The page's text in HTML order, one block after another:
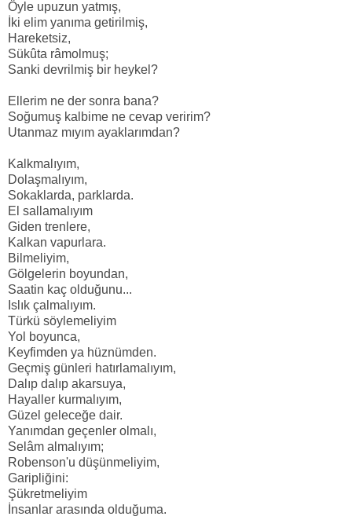
Öyle upuzun yatmış,
İki elim yanıma getirilmiş,
Hareketsiz,
Sükûta râmolmuş;
Sanki devrilmiş bir heykel?
Ellerim ne der sonra bana?
Soğumuş kalbime ne cevap veririm?
Utanmaz mıyım ayaklarımdan?
Kalkmalıyım,
Dolaşmalıyım,
Sokaklarda, parklarda.
El sallamalıyım
Giden trenlere,
Kalkan vapurlara.
Bilmeliyim,
Gölgelerin boyundan,
Saatin kaç olduğunu...
Islık çalmalıyım.
Türkü söylemeliyim
Yol boyunca,
Keyfimden ya hüznümden.
Geçmiş günleri hatırlamalıyım,
Dalıp dalıp akarsuya,
Hayaller kurmalıyım,
Güzel geleceğe dair.
Yanımdan geçenler olmalı,
Selâm almalıyım;
Robenson'u düşünmeliyim,
Garipliğini:
Şükretmeliyim
İnsanlar arasında olduğuma.